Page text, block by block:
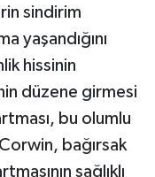
sindirim
yaşandığını
hissinin
düzene girmesi
bu olumlu
bağırsak
sağlıklı